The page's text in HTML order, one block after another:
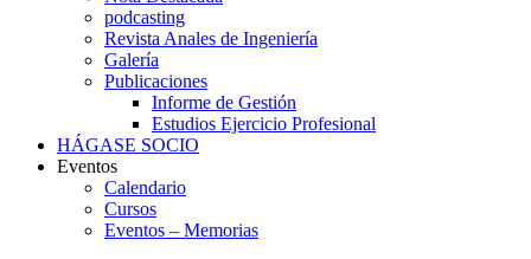
podcasting
Revista Anales de Ingeniería
Galería
Publicaciones
Informe de Gestión
Estudios Ejercicio Profesional
HÁGASE SOCIO
Eventos
Calendario
Cursos
Eventos – Memorias